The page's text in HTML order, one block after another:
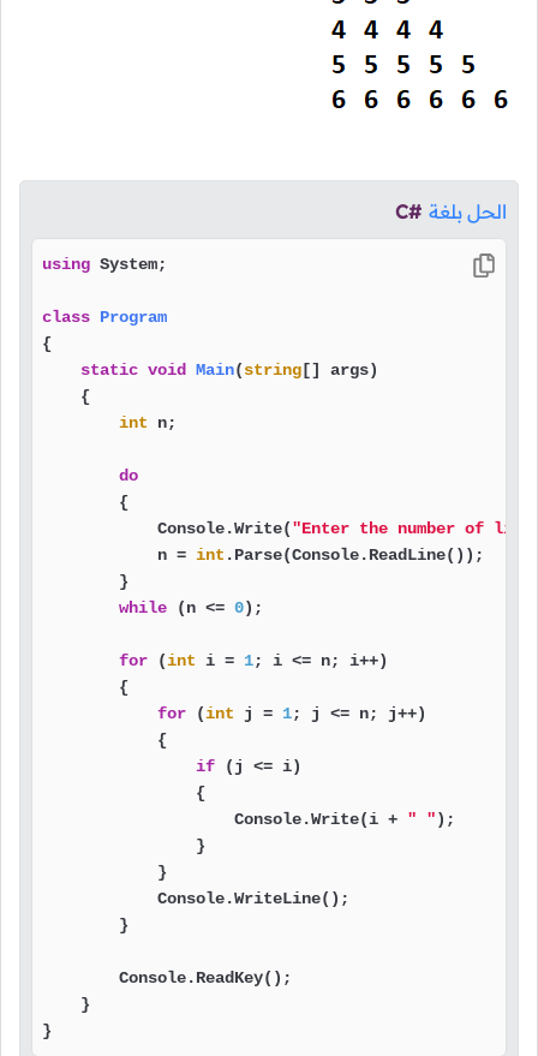
الحل بلغة C#
using System;
class Program
{
static void Main(string [] args)
    {
int n;
do
        {
            Console.Write(
"Enter the number of
            n =
int .Parse(Console.ReadLine());
        }
while (n <= 0);
for (int i = 1; i <= n; i++)
        {
for (int j = 1; j <= n; j++)
            {
if (j <= i)
                {
                    Console.Write(i +
" ");
                }
            }
            Console.WriteLine();
        }
        Console.ReadKey();
    }
}